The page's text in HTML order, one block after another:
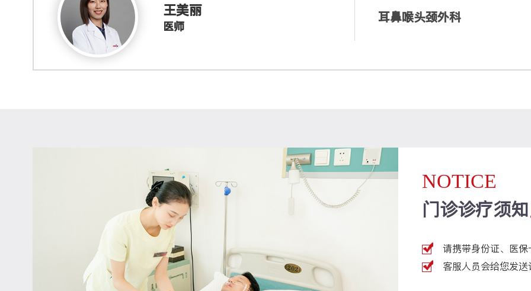
王美丽
医师
耳鼻喉头颈外科
NOTICE
门诊诊疗须知
请携带身份证、医
客服人员会给您发